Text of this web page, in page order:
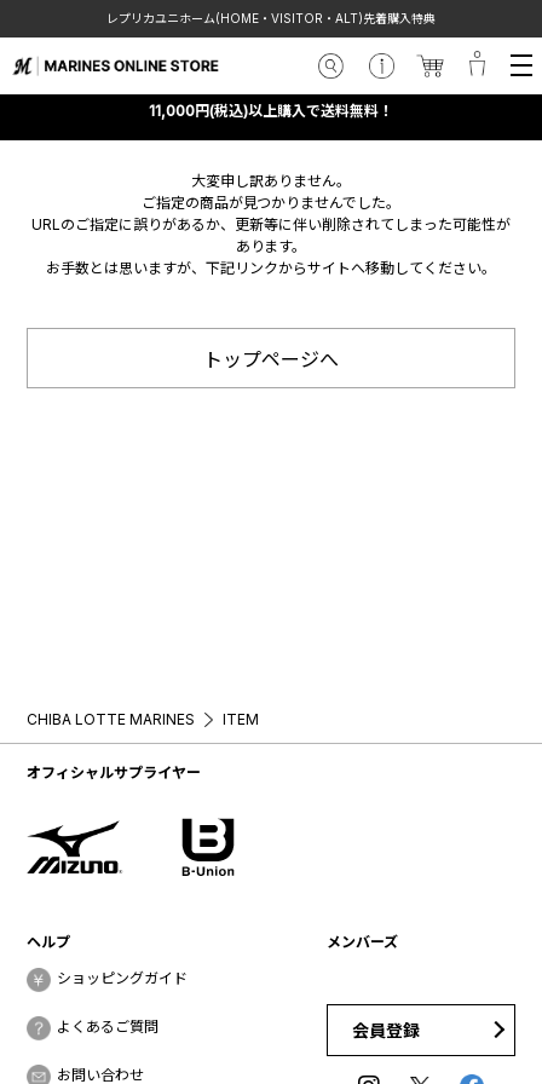
レプリカユニホーム(HOME・VISITOR・ALT)先着購入特典
11,000円(税込)以上購入で送料無料！
大変申し訳ありません。
ご指定の商品が見つかりませんでした。
URLのご指定に誤りがあるか、更新等に伴い削除されてしまった可能性が
あります。
お手数とは思いますが、下記リンクからサイトへ移動してください。
トップページへ
CHIBA LOTTE MARINES ITEM
オフィシャルサプライヤー
ヘルプ
ショッピングガイド
よくあるご質問
お問い合わせ
メンバーズ
会員登録